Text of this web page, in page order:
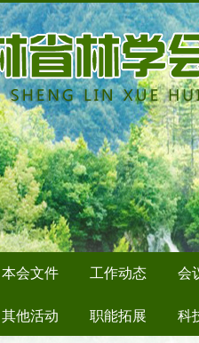
本会文件 工作动态 会
其他活动 职能拓展 科